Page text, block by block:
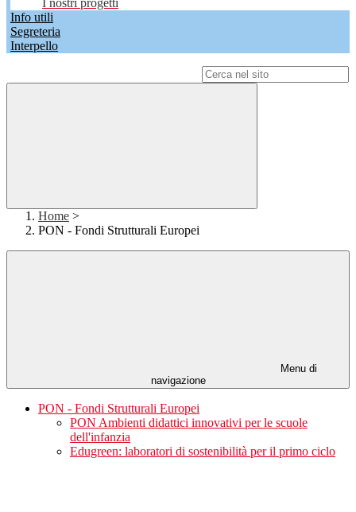
I nostri progetti
Info utili
Segreteria
Interpello
Home >
PON - Fondi Strutturali Europei
Menu di
navigazione
PON - Fondi Strutturali Europei
PON Ambienti didattici innovativi per le scuole
dell'infanzia
Edugreen: laboratori di sostenibilità per il primo ciclo